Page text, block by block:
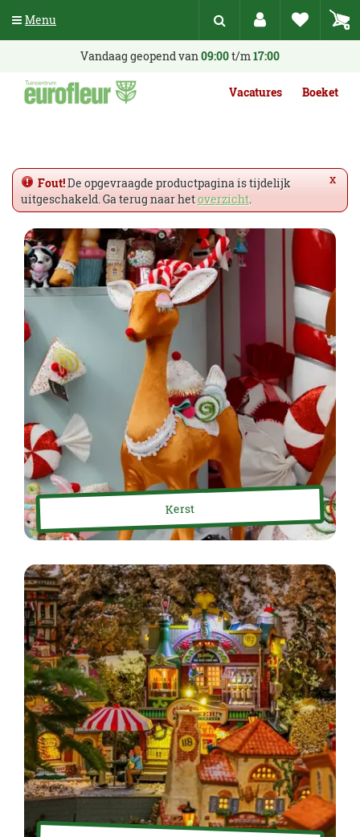
n
Vandaag geopend van09:00t/m17:00
Vacatures Boeket
x
Fout!De opgevraagde productpagina is tijdelijk
uitgeschakeld. Ga terug naar hetoverzicht.
Kerst
Menu